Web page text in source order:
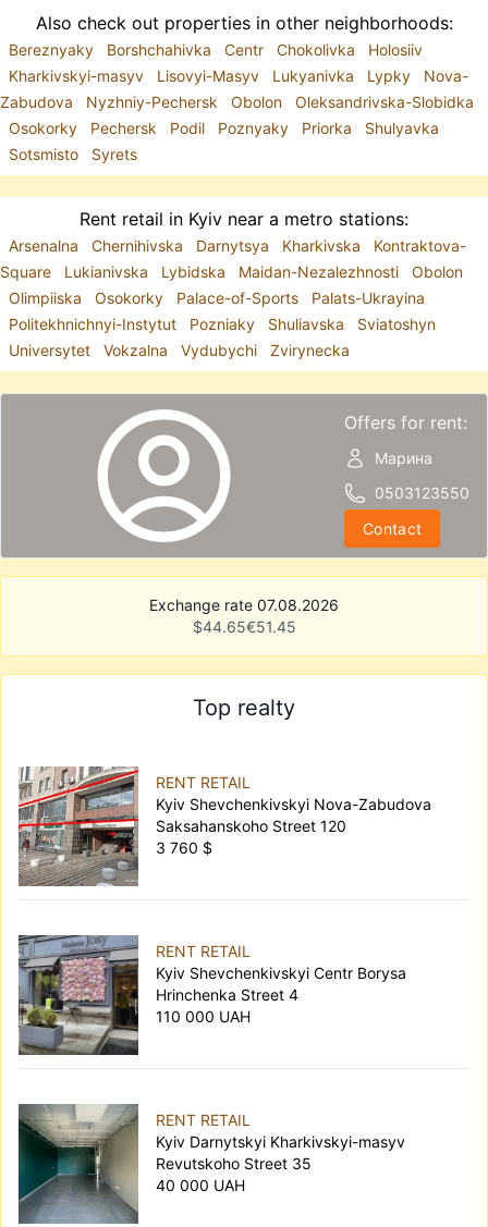
Also check out properties in other neighborhoods:
Bereznyaky Borshchahivka Centr Chokolivka
Holosiiv
Kharkivskyi-masyv
Lisovyi-Masyv Lukyanivka Lypky
Nova-
Zabudova
Nyzhniy-Pechersk Obolon
Oleksandrivska-Slobidka
Osokorky
Pechersk Podil Poznyaky Priorka
Shulyavka
Sotsmisto
Syrets
Rent retail in Kyiv near a metro stations:
Arsenalna Chernihivska Darnytsya Kharkivska
Kontraktova-
Square
Lukianivska Lybidska Maidan-Nezalezhnosti
Obolon
Olimpiiska
Osokorky Palace-of-Sports
Palats-Ukrayina
Politekhnichnyi-Instytut
Pozniaky Shuliavska
Sviatoshyn
Universytet
Vokzalna Vydubychi Zvirynecka
Offers for rent:
Марина
0503123550
Contact
Exchange rate 07.08.2026
$44.65€51.45
Top realty
RENT RETAIL
Kyiv Shevchenkivskyi Nova-Zabudova
Saksahanskoho Street 120
3 760 $
RENT RETAIL
Kyiv Shevchenkivskyi Centr Borysa
Hrinchenka Street 4
110 000 UAH
RENT RETAIL
Kyiv Darnytskyi Kharkivskyi-masyv
Revutskoho Street 35
40 000 UAH